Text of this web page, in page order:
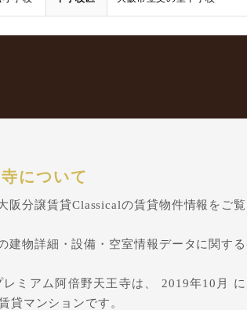
について
阪分譲賃貸Classicalの賃貸物件情報をご覧
建物詳細・設備・空室情報データに関す
ミアム阿倍野天王寺は、 2019年10月
貸マンションです。